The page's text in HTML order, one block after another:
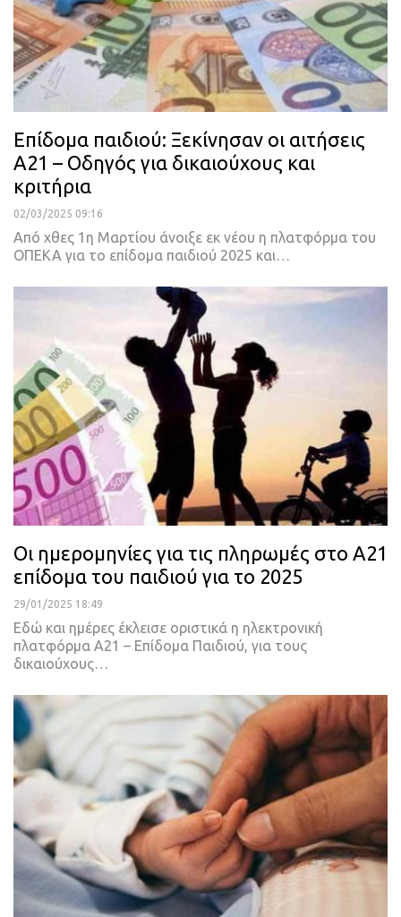
Επίδομα παιδιού: Ξεκίνησαν οι αιτήσεις
Α21 – Οδηγός για δικαιούχους και
κριτήρια
02/03/2025 09:16
Από χθες 1η Μαρτίου άνοιξε εκ νέου η πλατφόρμα του
ΟΠΕΚΑ για το επίδομα παιδιού 2025 και…
Οι ημερομηνίες για τις πληρωμές στο Α21
επίδομα του παιδιού για το 2025
29/01/2025 18:49
Εδώ και ημέρες έκλεισε οριστικά η ηλεκτρονική
πλατφόρμα Α21 – Επίδομα Παιδιού, για τους
δικαιούχους…